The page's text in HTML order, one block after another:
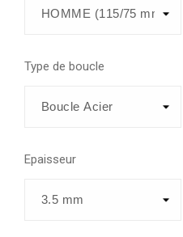
Type de boucle
Epaisseur